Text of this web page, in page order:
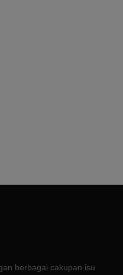
berbagai cakupan isu